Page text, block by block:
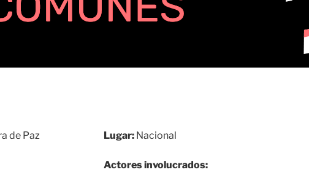
de Paz Lugar: Nacional
Actores involucrados: